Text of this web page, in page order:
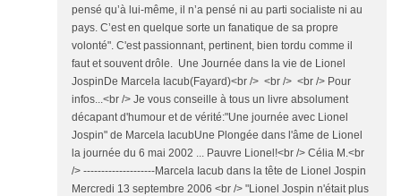
pensé qu’à lui-même, il n’a pensé ni au parti socialiste ni au
pays. C’est en quelque sorte un fanatique de sa propre
volonté". C'est passionnant, pertinent, bien tordu comme il
faut et souvent drôle. Une Journée dans la vie de Lionel
JospinDe Marcela Iacub(Fayard)<br /> <br /> <br /> Pour
infos...<br /> Je vous conseille à tous un livre absolument
décapant d'humour et de vérité:"Une journée avec Lionel
Jospin" de Marcela IacubUne Plongée dans l'âme de Lionel
la journée du 6 mai 2002 ... Pauvre Lionel!<br /> Célia M.<br
/> --------------------Marcela Iacub dans la tête de Lionel Jospin
Mercredi 13 septembre 2006 <br /> "Lionel Jospin n'était plus